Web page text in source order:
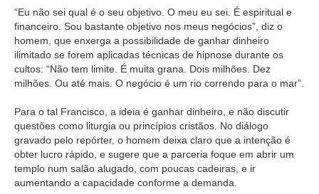
“Eu não sei qual é o seu objetivo. O meu eu sei. É espiritual e
financeiro. Sou bastante objetivo nos meus negócios”, diz o
homem, que enxerga a possibilidade de ganhar dinheiro
ilimitado se forem aplicadas técnicas de hipnose durante os
cultos: “Não tem limite. É muita grana. Dois milhões. Dez
milhões. Ou até mais. O negócio é um rio correndo para o mar”.
Para o tal Francisco, a ideia é ganhar dinheiro, e não discutir
questões como liturgia ou princípios cristãos. No diálogo
gravado pelo repórter, o homem deixa claro que a intenção é
obter lucro rápido, e sugere que a parceria foque em abrir um
templo num salão alugado, com poucas cadeiras, e ir
aumentando a capacidade conforme a demanda.